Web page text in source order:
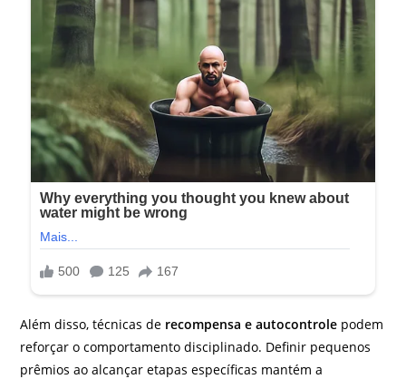
Além disso, técnicas de recompensa e autocontrole podem
reforçar o comportamento disciplinado. Definir pequenos
prêmios ao alcançar etapas específicas mantém a